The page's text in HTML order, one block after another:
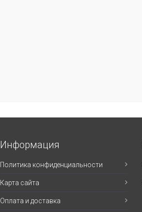
Информация
Политика конфиденциальности
Карта сайта
Оплата и доставка